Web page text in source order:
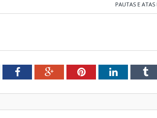
PAUTAS E
FacebookGoogle+PinterestLinkedIn